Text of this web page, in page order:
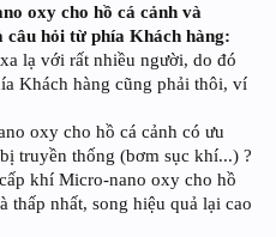
oxy cho hồ cá cảnh và
câu hỏi từ phía Khách hàng:
lạ với rất nhiều người, do đó
Khách hàng cũng phải thôi, ví
oxy cho hồ cá cảnh có ưu
truyền thống (bơm sục khí...) ?
khí Micro-nano oxy cho hồ
thấp nhất, song hiệu quả lại cao